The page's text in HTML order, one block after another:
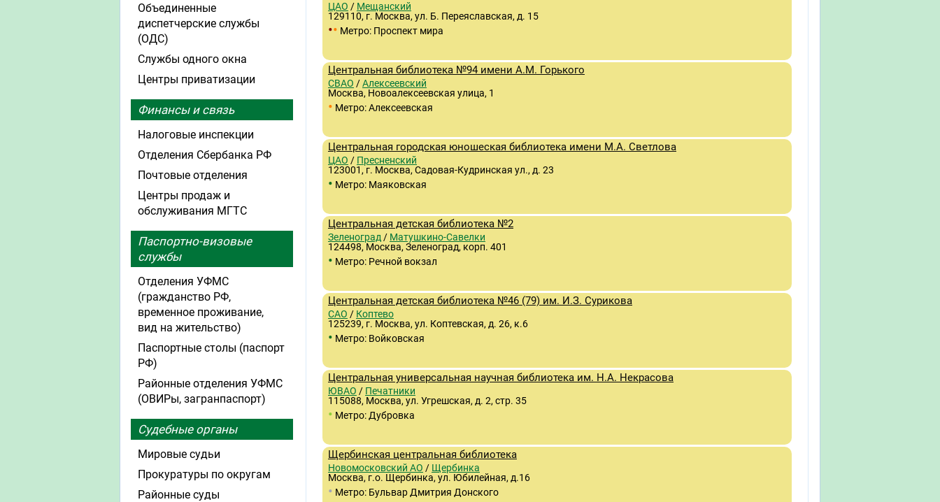
ЦАО / Мещанский
129110, г. Москва, ул. Б. Переяславская, д. 15
•• Метро: Проспект мира
Центральная библиотека №94 имени А.М. Горького
СВАО /Алексеевский
Москва, Новоалексеевская улица, 1
• Метро: Алексеевская
Центральная городская юношеская библиотека имени М.А. Светлова
ЦАО / Пресненский
123001, г. Москва, Садовая-Кудринская ул., д. 23
• Метро: Маяковская
Центральная детская библиотека №2
Зеленоград / Матушкино-Савелки
124498, Москва, Зеленоград, корп. 401
• Метро: Речной вокзал
Центральная детская библиотека №46 (79) им. И.З. Сурикова
САО / Коптево
125239, г. Москва, ул. Коптевская, д. 26, к.6
• Метро: Войковская
Центральная универсальная научная библиотека им. Н.А. Некрасова
ЮВАО / Печатники
115088, Москва, ул. Угрешская, д. 2, стр. 35
• Метро: Дубровка
Щербинская центральная библиотека
Новомосковский АО / Щербинка
Москва, г.о. Щербинка, ул. Юбилейная, д.16
• Метро: Бульвар Дмитрия Донского
Объединенные
диспетчерские службы
(ОДС)
Службы одного окна
Центры приватизации
Финансы и связь
Налоговые инспекции
Отделения Сбербанка РФ
Почтовые отделения
Центры продаж и
обслуживания МГТС
Паспортно-визовые
службы
Отделения УФМС
(гражданство РФ,
временное проживание,
вид на жительство)
Паспортные столы (паспорт
РФ)
Районные отделения УФМС
(ОВИРы, загранпаспорт)
Судебные органы
Мировые судьи
Прокуратуры по округам
Районные суды